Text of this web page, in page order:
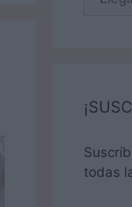
todas